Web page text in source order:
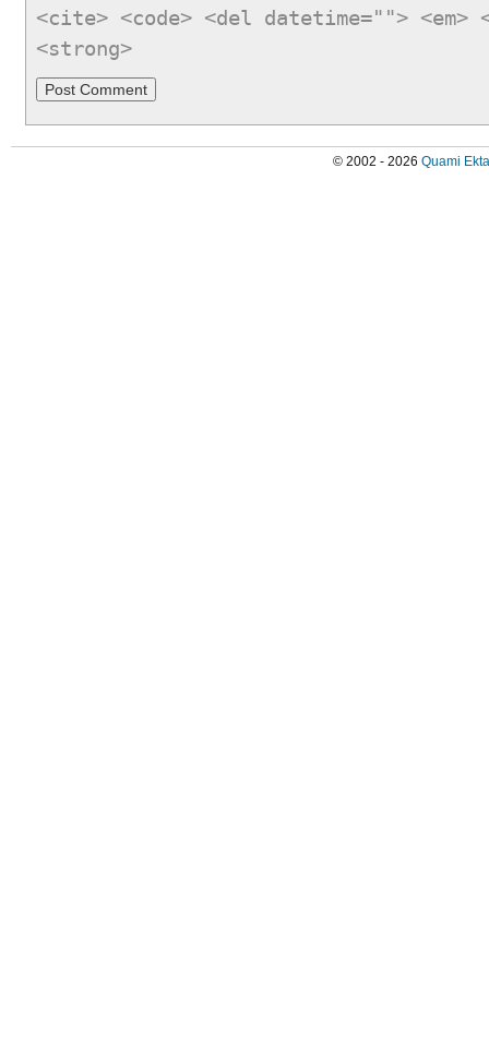
<cite> <code> <del datetime="">
<strong>
© 2002 - 2026 Quami